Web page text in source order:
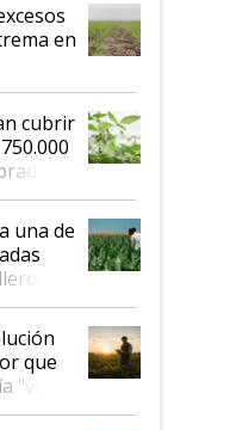
en
cubrir
de
y
una de
El
clave
que
a